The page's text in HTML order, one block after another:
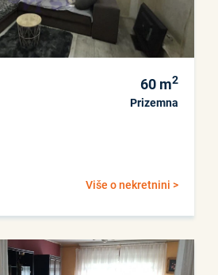
60 m2
Prizemna
Više o nekretnini >